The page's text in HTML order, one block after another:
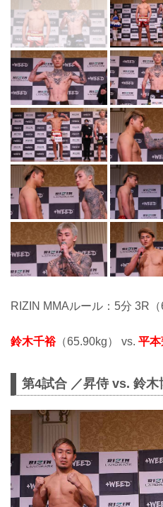
RIZIN MMAルール：5分 3R（
鈴木千裕（65.90kg） vs. 平本
第4試合 ／昇侍 vs. 鈴木